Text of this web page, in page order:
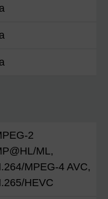
2
ML,
MPEG-4 AVC,
HEVC